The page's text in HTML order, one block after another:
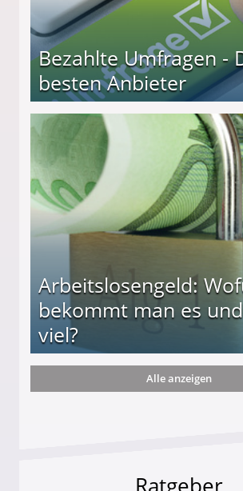
Bezahlte Umfragen -
besten Anbieter
Arbeitslosengeld:
bekommt man es
viel?
und wie viel?
Alle anzeigen
Ratgeber